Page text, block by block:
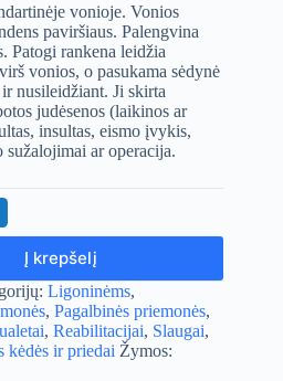
vonioje. Vonios
paviršiaus. Palengvina
Patogi rankena leidžia
vonios, o pasukama sėdynė
nusileidžiant. Ji skirta
judėsenos (laikinos ar
insultas, eismo įvykis,
ar operacija.
Į krepšelį
Ligoninėms,
, Pagalbinės priemonės,
, Reabilitacijai, Slaugai,
kėdės ir priedai Žymos: